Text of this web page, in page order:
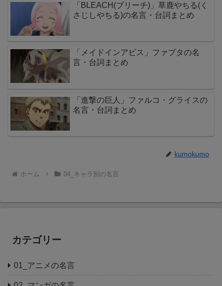
「BLEACH(ブリーチ)」草鹿やちる(く
さじしやちる)の名言・台詞まとめ
「メイドインアビス」ファプタの名
言・台詞まとめ
「進撃の巨人」ファルコ・グライスの
名言・台詞まとめ
kumokumo
ホーム 04_キャラ別の名言
カテゴリー
01_アニメの名言